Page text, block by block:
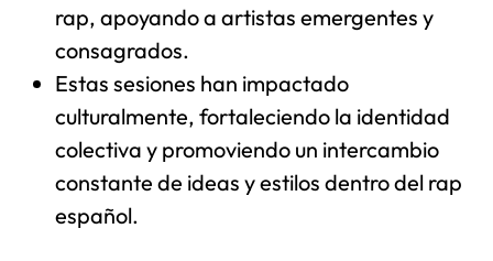
rap, apoyando a artistas emergentes y
consagrados.
Estas sesiones han impactado
culturalmente, fortaleciendo la identidad
colectiva y promoviendo un intercambio
constante de ideas y estilos dentro del rap
español.